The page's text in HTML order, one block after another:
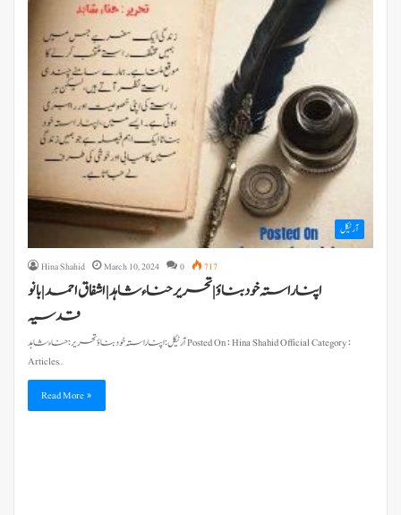
آرٹیکل
Hina Shahid March 10, 2024 0 717
اپنا راستہ خود بناؤ | تحریر حناء شاہد | اشفاق احمد | بانو
قدسیہ
Articles…
Read More »